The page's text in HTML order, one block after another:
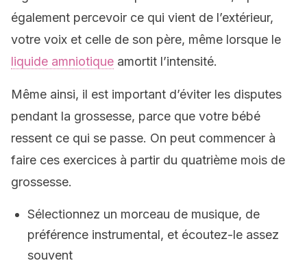
également percevoir ce qui vient de l’extérieur,
votre voix et celle de son père, même lorsque le
liquide amniotique amortit l’intensité.
Même ainsi, il est important d’éviter les disputes
pendant la grossesse, parce que votre bébé
ressent ce qui se passe. On peut commencer à
faire ces exercices à partir du quatrième mois de
grossesse.
Sélectionnez un morceau de musique, de
préférence instrumental, et écoutez-le assez
souvent